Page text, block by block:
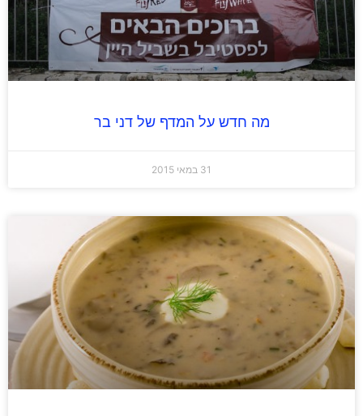
מה חדש על המדף של דני בר